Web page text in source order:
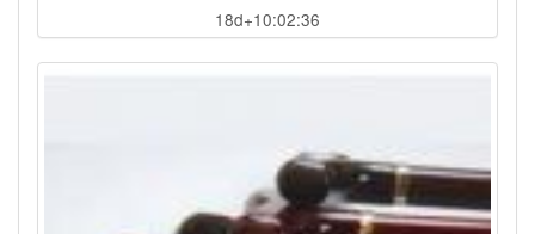
18d+10:02:36